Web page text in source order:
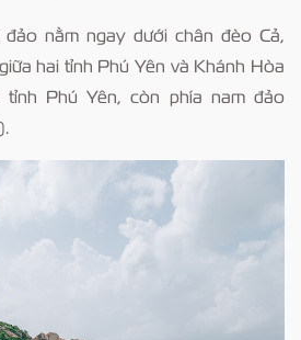
nằm ngay dưới chân đèo Cả,
hai tỉnh Phú Yên và Khánh Hòa
Phú Yên, còn phía nam đảo